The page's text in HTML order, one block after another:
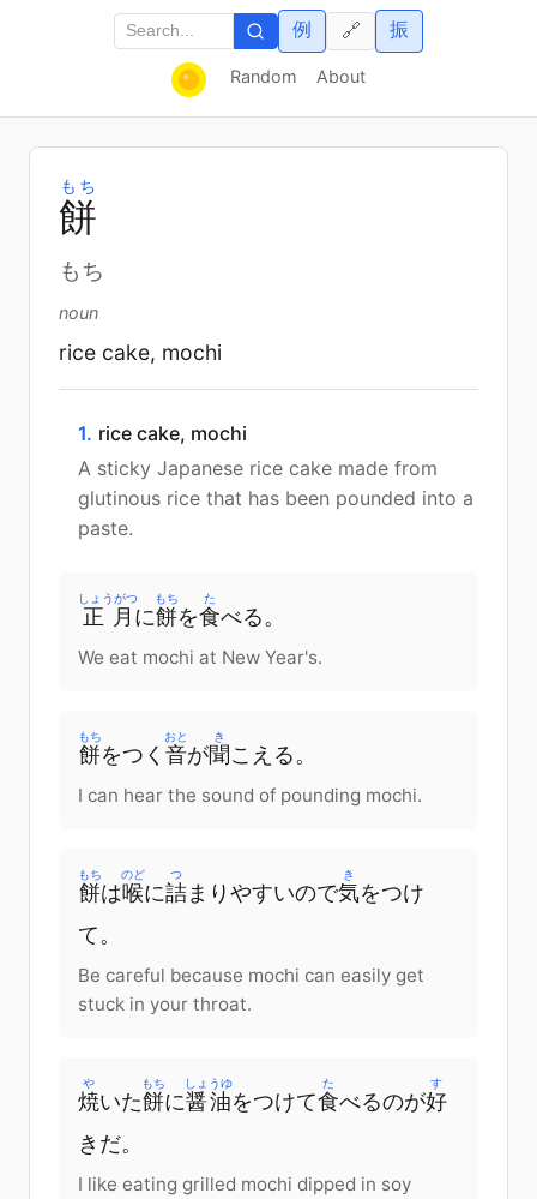
Random About
例 振
🔗
餅
もち
もち
noun
rice cake, mochi
1. rice cake, mochi
A sticky Japanese rice cake made from
glutinous rice that has been pounded into a
paste.
正月
しょうがつ
に餅
もち
を食
た
べる 。
We eat mochi at New Year's.
餅
もち
をつく 音
おと
が聞
き
こえる 。
I can hear the sound of pounding mochi.
餅
もち
は喉
のど
に詰
つ
まりやすいので気
き
をつけ
て 。
Be careful because mochi can easily get
stuck in your throat.
焼
や
いた餅
もち
に醤油
しょうゆ
をつけて食
た
べるのが好
す
き だ。
I like eating grilled mochi dipped in soy